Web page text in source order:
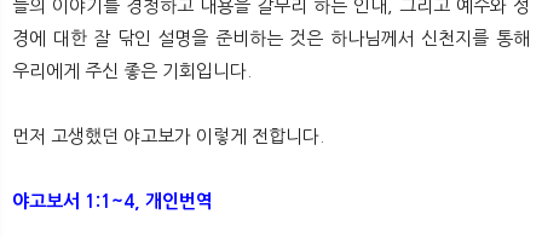
들의 이야기를 경청하고 내용을 갈무리 하는 인내, 그리고 예수와 성
경에 대한 잘 닦인 설명을 준비하는 것은 하나님께서 신천지를 통해
우리에게 주신 좋은 기회입니다.
먼저 고생했던 야고보가 이렇게 전합니다.
야고보서 1:1~4, 개인번역